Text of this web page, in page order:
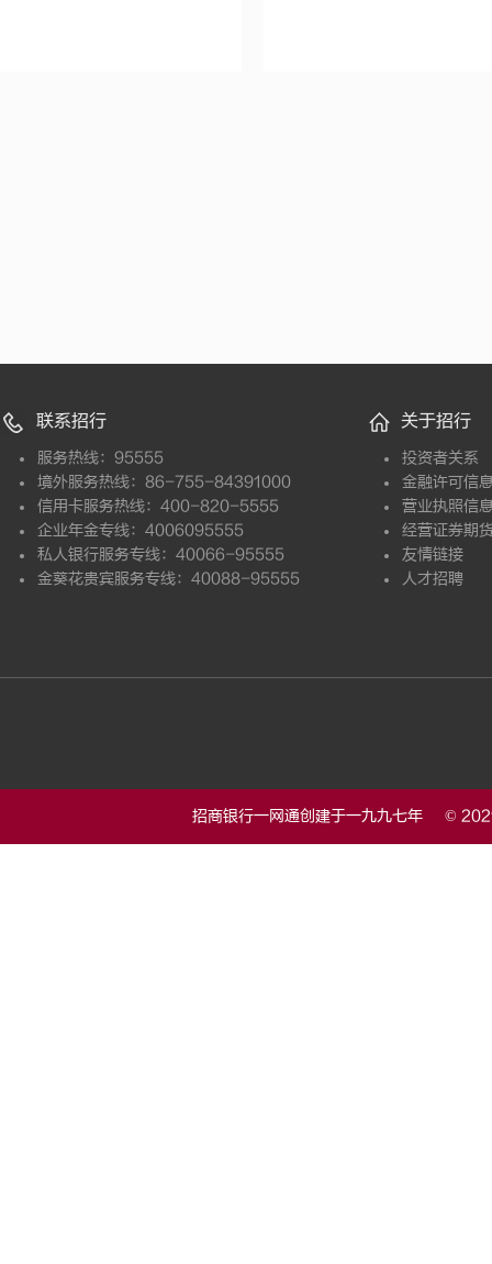
联系招行
服务热线：95555
境外服务热线：86-755-84391000
信用卡服务热线：400-820-5555
企业年金专线：4006095555
私人银行服务专线：40066-95555
金葵花贵宾服务专线：40088-95555
关于招行
投资者关系
金融许可信
营业执照信
经营证券期
友情链接
人才招聘
招商银行一网通创建于一九九七年 ©